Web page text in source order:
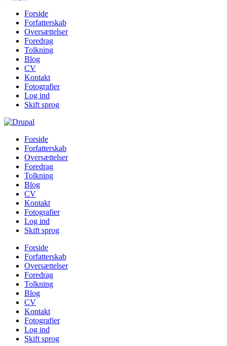
Forside
Forfatterskab
Oversættelser
Foredrag
Tolkning
Blog
CV
Kontakt
Fotografier
Log ind
Skift sprog
Forside
Forfatterskab
Oversættelser
Foredrag
Tolkning
Blog
CV
Kontakt
Fotografier
Log ind
Skift sprog
Forside
Forfatterskab
Oversættelser
Foredrag
Tolkning
Blog
CV
Kontakt
Fotografier
Log ind
Skift sprog